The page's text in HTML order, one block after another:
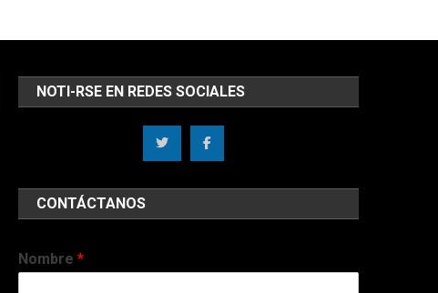
NOTI-RSE EN REDES SOCIALES
CONTÁCTANOS
Nombre *